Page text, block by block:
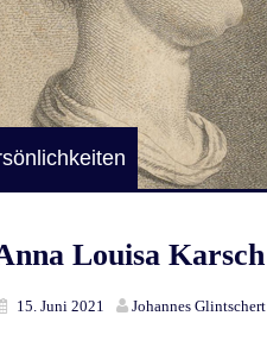
Louisa Karsch
15. Juni 2021 Johannes Glintschert